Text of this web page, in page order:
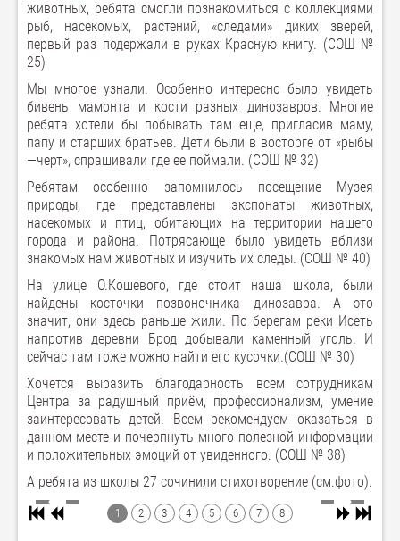
животных, ребята смогли познакомиться с коллекциями
рыб, насекомых, растений, «следами» диких зверей,
первый раз подержали в руках Красную книгу. (СОШ №
25)
Мы многое узнали. Особенно интересно было увидеть
бивень мамонта и кости разных динозавров. Многие
ребята хотели бы побывать там еще, пригласив маму,
папу и старших братьев. Дети были в восторге от «рыбы
—черт», спрашивали где ее поймали. (СОШ № 32)
Ребятам особенно запомнилось посещение Музея
природы, где представлены экспонаты животных,
насекомых и птиц, обитающих на территории нашего
города и района. Потрясающе было увидеть вблизи
знакомых нам животных и изучить их следы. (СОШ № 40)
На улице О.Кошевого, где стоит наша школа, были
найдены косточки позвоночника динозавра. А это
значит, они здесь раньше жили. По берегам реки Исеть
напротив деревни Брод добывали каменный уголь. И
сейчас там тоже можно найти его кусочки.(СОШ № 30)
Хочется выразить благодарность всем сотрудникам
Центра за радушный приём, профессионализм, умение
заинтересовать детей. Всем рекомендуем оказаться в
данном месте и почерпнуть много полезной информации
и положительных эмоций от увиденного. (СОШ № 38)
А ребята из школы 27 сочинили стихотворение (см.фото).
1 2 3 4 5 6 7 8